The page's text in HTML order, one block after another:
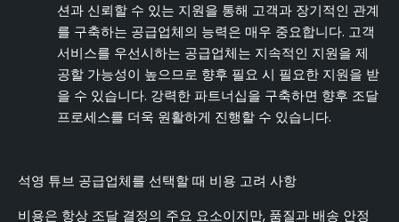
션과 신뢰할 수 있는 지원을 통해 고객과 장기적인 관계
를 구축하는 공급업체의 능력은 매우 중요합니다. 고객
서비스를 우선시하는 공급업체는 지속적인 지원을 제
공할 가능성이 높으므로 향후 필요 시 필요한 지원을 받
을 수 있습니다. 강력한 파트너십을 구축하면 향후 조달
프로세스를 더욱 원활하게 진행할 수 있습니다.
석영 튜브 공급업체를 선택할 때 비용 고려 사항
비용은 항상 조달 결정의 주요 요소이지만, 품질과 배송 안정